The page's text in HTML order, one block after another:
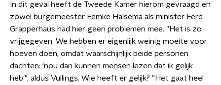
In dit geval heeft de Tweede Kamer hierom gevraagd en
zowel burgemeester Femke Halsema als minister Ferd
Grapperhaus had hier geen problemen mee. "Het is zo
vrijgegeven. We hebben er eigenlijk weinig moeite voor
hoeven doen, omdat waarschijnlijk beide personen
dachten: 'nou dan kunnen mensen lezen dat ik gelijk
heb'", aldus Vullings. Wie heeft er gelijk? "Het gaat heel